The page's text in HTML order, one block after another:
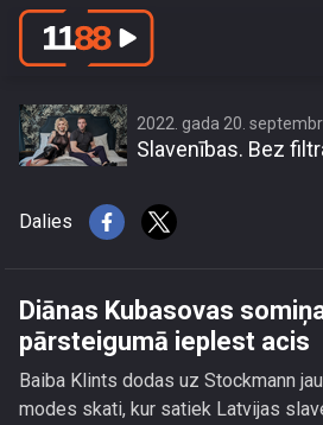
Diānas Kubasovas
2022. gada 20.
Slavenības. Bez
Dalies
Diānas Kubasovas
pārsteigumā ieplest acis
Baiba Klints dodas uz Stockmann
modes skati, kur satiek Latvijas